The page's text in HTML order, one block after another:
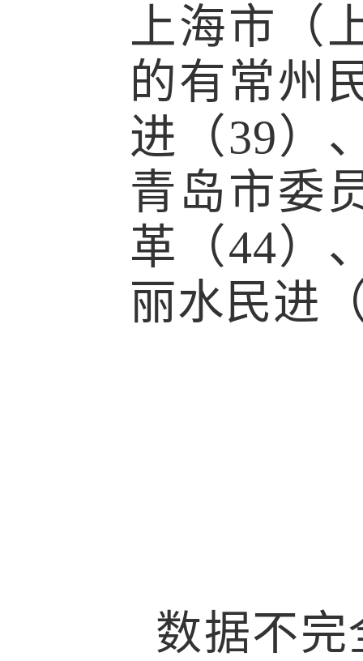
上海市（
的有常州
进（39）
青岛市委
革（44）
丽水民进
数据不